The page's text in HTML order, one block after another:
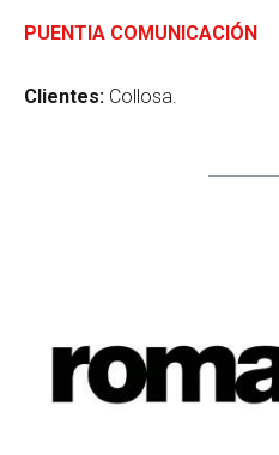
PUENTIA COMUNICACIÓN
Clientes: Collosa.